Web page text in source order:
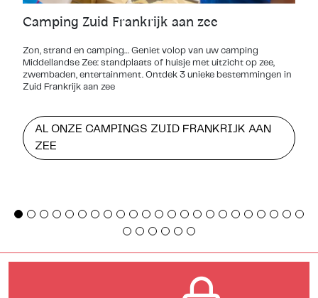
Camping Zuid Frankrijk aan zee
Zon, strand en camping… Geniet volop van uw camping
Middellandse Zee: standplaats of huisje met uitzicht op zee,
zwembaden, entertainment. Ontdek 3 unieke bestemmingen in
Zuid Frankrijk aan zee
AL ONZE CAMPINGS ZUID FRANKRIJK AAN
ZEE